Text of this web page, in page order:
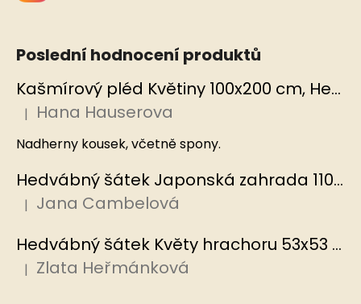
Poslední hodnocení produktů
Kašmírový pléd Květiny 100x200 cm, Hedvábný svět
Hodnocení produktu je 5 z 5 hvězdiček.
| Hana Hauserova
Nadherny kousek, včetně spony.
Hedvábný šátek Japonská zahrada 110x110 cm v dárkovém balení, HEDVÁBNÝ SVĚT
Hodnocení produktu je 5 z 5 hvězdiček.
| Jana Cambelová
Hedvábný šátek Květy hrachoru 53x53 cm v dárkovém balení, HEDVÁBNÝ SVĚT
Hodnocení produktu je 5 z 5 hvězdiček.
| Zlata Heřmánková